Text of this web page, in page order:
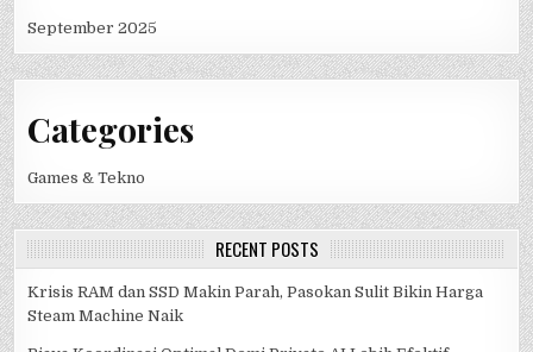
September 2025
Categories
Games & Tekno
RECENT POSTS
Krisis RAM dan SSD Makin Parah, Pasokan Sulit Bikin Harga
Steam Machine Naik